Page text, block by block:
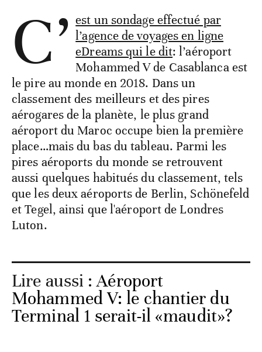
C’ est un sondage effectué par
l’agence de voyages en ligne
eDreams qui le dit: l’aéroport
Mohammed V de Casablanca est
le pire au monde en 2018. Dans un
classement des meilleurs et des pires
aérogares de la planète, le plus grand
aéroport du Maroc occupe bien la première
place…mais du bas du tableau. Parmi les
pires aéroports du monde se retrouvent
aussi quelques habitués du classement, tels
que les deux aéroports de Berlin, Schönefeld
et Tegel, ainsi que l'aéroport de Londres
Luton.
Lire aussi :Aéroport
Mohammed V: le chantier du
Terminal 1 serait-il «maudit»?